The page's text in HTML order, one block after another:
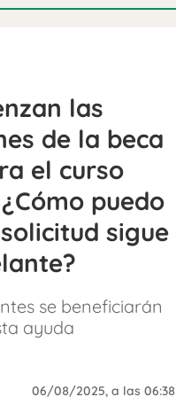
las
de la beca
el curso
puedo
sigue
se beneficiarán
ayuda
06/08/2025, a las 06:38